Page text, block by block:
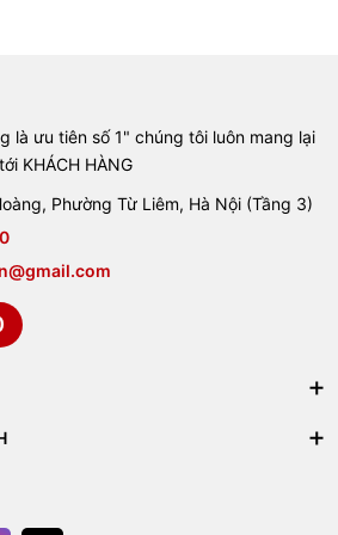
dễ dàng sử dụng bằng một tay
đỉnh cao với chip
tiến trình 3nm
chuyên nghiệp.
hóa khả năng
Super Retina XDR
là ưu tiên số 1" chúng tôi luôn mang lại
KHÁCH HÀNG
Phường Từ Liêm, Hà Nội (Tầng 3)